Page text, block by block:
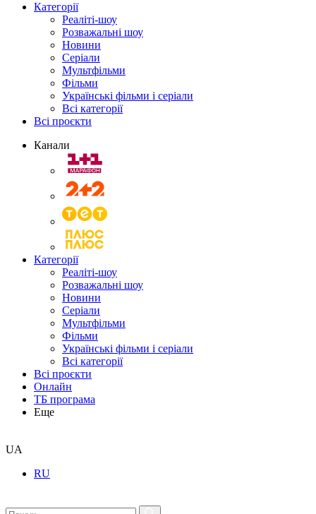
Категорії
Реаліті-шоу
Розважальні шоу
Новини
Серіали
Мультфільми
Фільми
Українські фільми і серіали
Всі категорії
Всі проєкти
Канали
Категорії
Реаліті-шоу
Розважальні шоу
Новини
Серіали
Мультфільми
Фільми
Українські фільми і серіали
Всі категорії
Всі проєкти
Онлайн
ТБ програма
Еще
UA
RU